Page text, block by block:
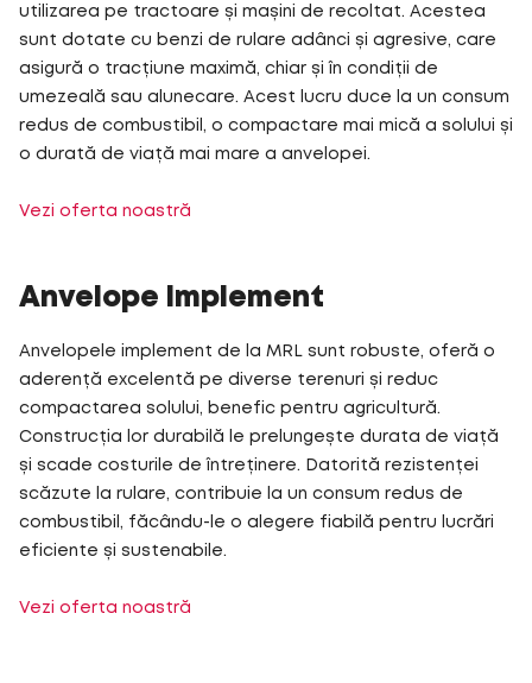
utilizarea pe tractoare și mașini de recoltat. Acestea
sunt dotate cu benzi de rulare adânci și agresive, care
asigură o tracțiune maximă, chiar și în condiții de
umezeală sau alunecare. Acest lucru duce la un consum
redus de combustibil, o compactare mai mică a solului și
o durată de viață mai mare a anvelopei.
Vezi oferta noastră
Anvelope Implement
Anvelopele implement de la MRL sunt robuste, oferă o
aderență excelentă pe diverse terenuri și reduc
compactarea solului, benefic pentru agricultură.
Construcția lor durabilă le prelungește durata de viață
și scade costurile de întreținere. Datorită rezistenței
scăzute la rulare, contribuie la un consum redus de
combustibil, făcându-le o alegere fiabilă pentru lucrări
eficiente și sustenabile.
Vezi oferta noastră